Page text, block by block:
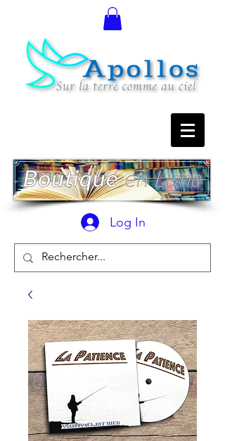
Log In